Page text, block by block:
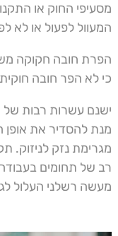
מסעיפי החוק או
המעוול לפעול או לא
הפרת חובה חקוקה
כי לא הפר חובה
ישנם עשרות רבות של
מנת להסדיר את אופן
מגרימת נזק לניזוק.
רב של תחומים
מעשה רשלני העלול